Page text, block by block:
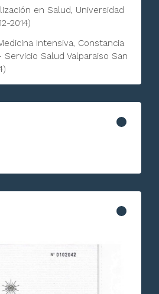
en Salud, Universidad
2014)
Intensiva, Constancia
Salud Valparaiso San